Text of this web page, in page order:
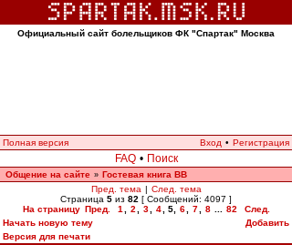
Официальный сайт болельщиков ФК "Спартак" Москва
Полная версия Вход • Регистрация
FAQ • Поиск
Общение на сайте » Гостевая книга ВВ
Пред. тема | След. тема
Страница 5 из 82 [ Сообщений: 4097 ]
На страницу Пред. 1 2 3 4 5, 6 7 8 82
След.
Начать новую тему
Добавить
Версия для печати